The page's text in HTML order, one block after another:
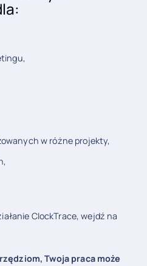
w różne projekty,
ClockTrace, wejdź na
Twoja praca może